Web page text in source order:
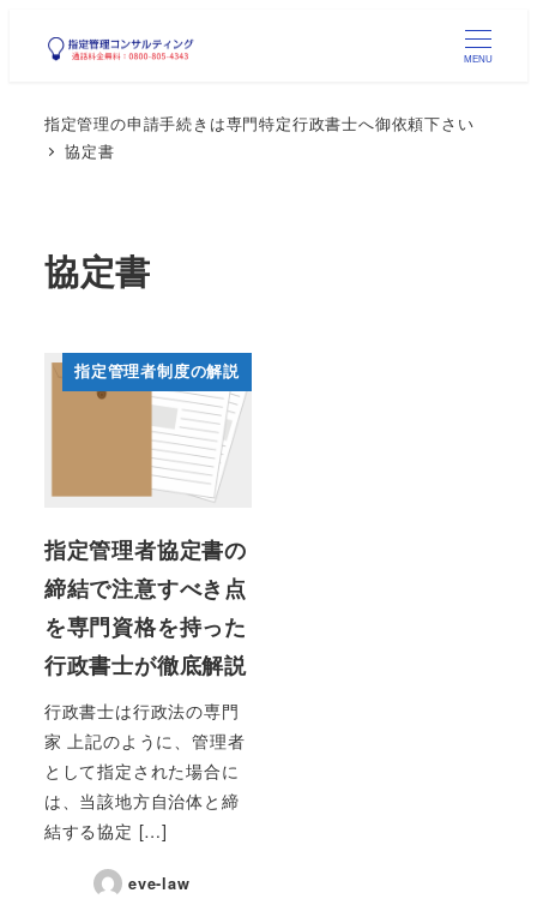
MENU
指定管理の申請手続きは専門特定行政書士へ御依頼下さい
協定書
協定書
指定管理者制度の解説
指定管理者協定書の
締結で注意すべき点
を専門資格を持った
行政書士が徹底解説
行政書士は行政法の専門
家 上記のように、管理者
として指定された場合に
は、当該地方自治体と締
結する協定 […]
eve-law